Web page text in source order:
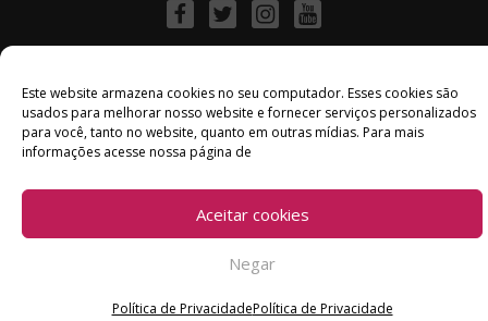
Este website armazena cookies no seu computador. Esses cookies são
usados ​​para melhorar nosso website e fornecer serviços personalizados
para você, tanto no website, quanto em outras mídias. Para mais
informações acesse nossa página de
Aceitar cookies
Negar
Política de PrivacidadePolítica de Privacidade
FacebookTwitterInstagramYoutube